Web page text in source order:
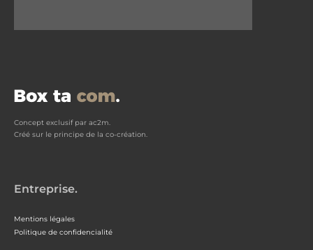
Concept exclusif par ac2m.
Créé sur le principe de la co-création.
Entreprise.
Mentions légales
Politique de confidencialité